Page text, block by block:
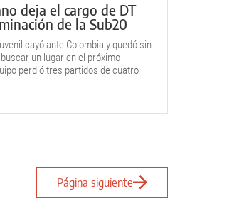
deja el cargo de DT
de la Sub20
cayó ante Colombia y quedó sin
un lugar en el próximo
perdió tres partidos de cuatro
Página siguiente